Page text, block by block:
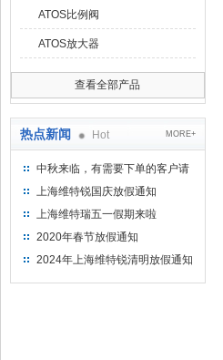
ATOS比例阀
ATOS放大器
查看全部产品
热点新闻 Hot MORE+
中秋来临，有需要下单的客户请
提前下单
上海维特锐国庆放假通知
上海维特瑞五一假期来啦
2020年春节放假通知
2024年上海维特锐清明放假通知